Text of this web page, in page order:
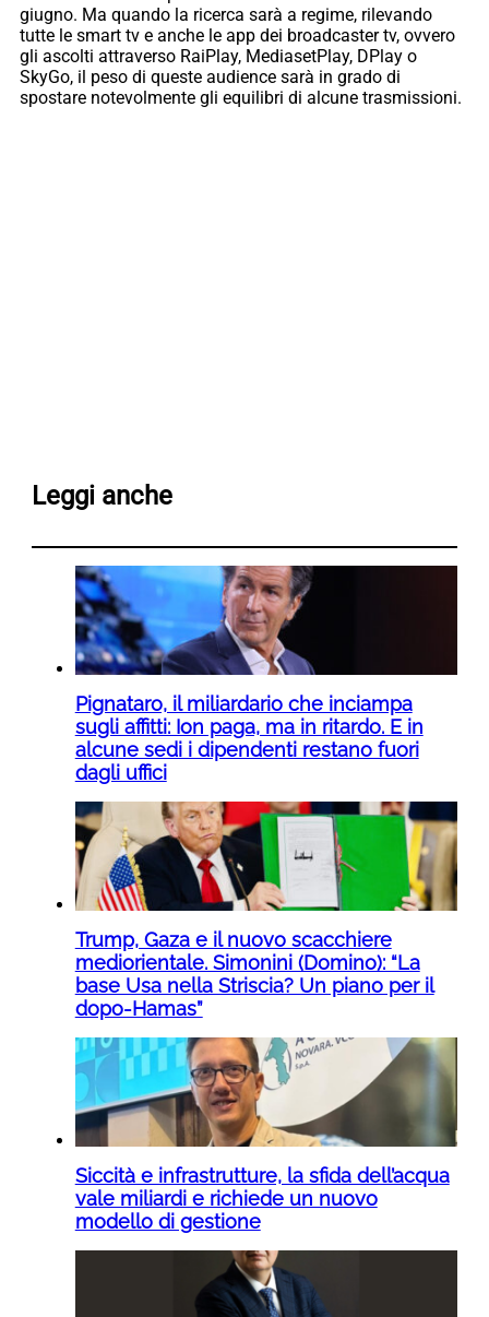
giugno. Ma quando la ricerca sarà a regime, rilevando
tutte le smart tv e anche le app dei broadcaster tv, ovvero
gli ascolti attraverso RaiPlay, MediasetPlay, DPlay o
SkyGo, il peso di queste audience sarà in grado di
spostare notevolmente gli equilibri di alcune trasmissioni.
Leggi anche
Pignataro, il miliardario che inciampa
sugli affitti: Ion paga, ma in ritardo. E in
alcune sedi i dipendenti restano fuori
dagli uffici
Trump, Gaza e il nuovo scacchiere
mediorientale. Simonini (Domino): “La
base Usa nella Striscia? Un piano per il
dopo-Hamas”
Siccità e infrastrutture, la sfida dell’acqua
vale miliardi e richiede un nuovo
modello di gestione